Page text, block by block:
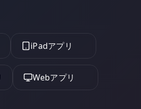
iPadアプリ
Webアプリ